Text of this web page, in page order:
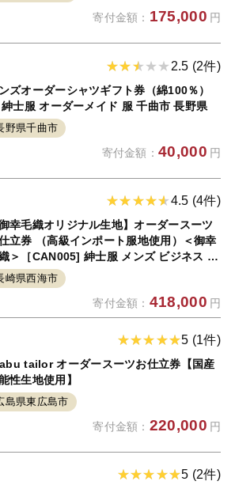
寄付金額： 175,000 円
2.5 (2件)
ズオーダーシャツギフト券（綿100％）
紳士服 オーダーメイド 服 千曲市 長野県
野県千曲市
寄付金額：40,000 円
4.5 (4件)
御幸毛織オリジナル生地】オーダースーツ
立券 （高級インポート服地使用）＜御幸
＞［CAN005] 紳士服 メンズ ビジネス オ
ーメイド おしゃれ 老舗 三ツ星 高級 チケ
贈答 ギフト
崎県西海市
寄付金額： 418,000 円
5 (1件)
tailor オーダースーツお仕立券【国産
性生地使用】
島県東広島市
寄付金額： 220,000 円
5 (2件)